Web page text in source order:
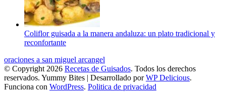
Coliflor guisada a la manera andaluza: un plato tradicional y
reconfortante
oraciones a san miguel arcangel
© Copyright 2026 Recetas de Guisados. Todos los derechos
reservados. Yummy Bites | Desarrollado porWP Delicious.
Funciona con WordPress. Politica de privacidad